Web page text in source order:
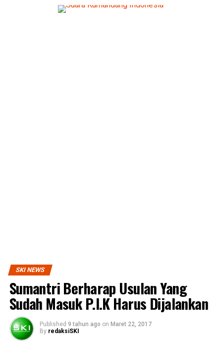
SKI NEWS
Sumantri Berharap Usulan Yang
Sudah Masuk P.I.K Harus Dijalankan
Published 9 tahun ago on Maret 22, 2017
By redaksiSKI